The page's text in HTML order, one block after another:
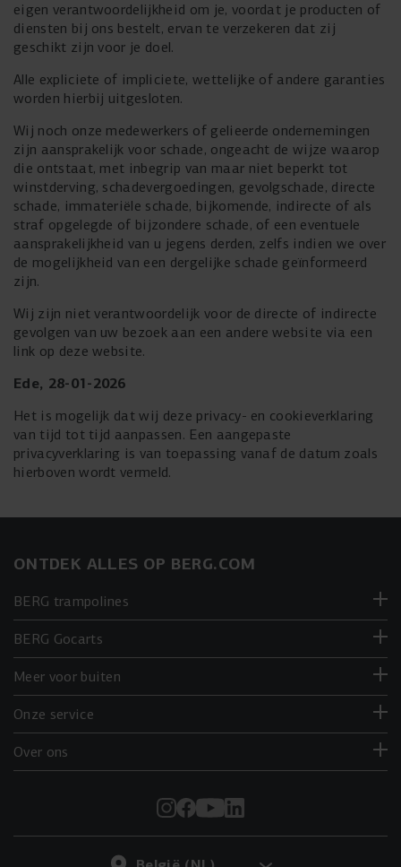
eigen verantwoordelijkheid om je, voordat je producten of
diensten bij ons bestelt, ervan te verzekeren dat zij
geschikt zijn voor je doel.
Alle expliciete of impliciete, wettelijke of andere garanties
worden hierbij uitgesloten.
Wij noch onze medewerkers of gelieerde ondernemingen
zijn aansprakelijk voor schade, ongeacht de wijze waarop
die ontstaat, met inbegrip van maar niet beperkt tot
winstderving, schadevergoedingen, gevolgschade, directe
schade, immateriële schade, bijkomende, indirecte of als
straf opgelegde of bijzondere schade, of een eventuele
aansprakelijkheid van u jegens derden, zelfs indien we over
de mogelijkheid van een dergelijke schade geïnformeerd
zijn.
Wij zijn niet verantwoordelijk voor de directe of indirecte
gevolgen van uw bezoek aan een andere website via een
link op deze website.
Ede, 28-01-2026
Het is mogelijk dat wij deze privacy- en cookieverklaring
van tijd tot tijd aanpassen. Een aangepaste
privacyverklaring is van toepassing vanaf de datum zoals
hierboven wordt vermeld.
ONTDEK ALLES OP BERG.COM
BERG trampolines
BERG Gocarts
Meer voor buiten
Onze service
Over ons